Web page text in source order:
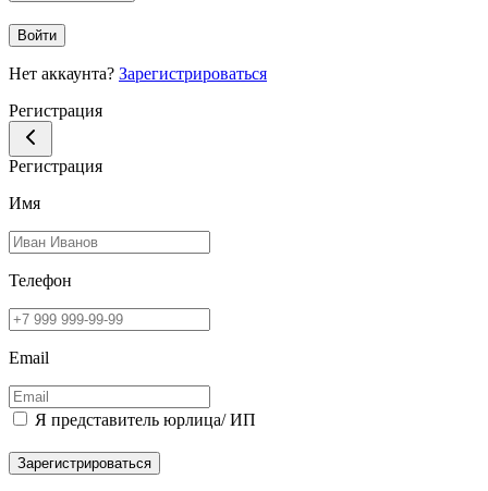
Войти
Нет аккаунта? Зарегистрироваться
Регистрация
Регистрация
Имя
Телефон
Email
Я представитель юрлица/ ИП
Зарегистрироваться